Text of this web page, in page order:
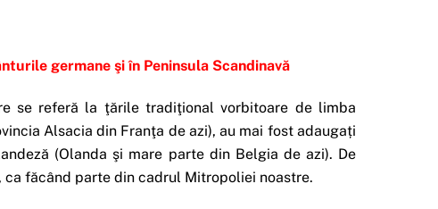
germane şi în Peninsula Scandinavă
se referă la ţările tradiţional vorbitoare de limba
Alsacia din Franţa de azi), au mai fost adaugați
(Olanda şi mare parte din Belgia de azi). De
făcând parte din cadrul Mitropoliei noastre.